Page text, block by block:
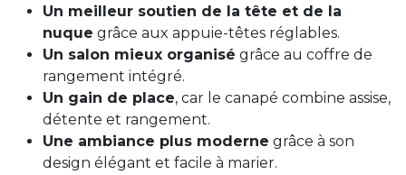
Un meilleur soutien de la tête et de la
nuque grâce aux appuie-têtes réglables.
Un salon mieux organisé grâce au coffre de
rangement intégré.
Un gain de place, car le canapé combine assise,
détente et rangement.
Une ambiance plus moderne grâce à son
design élégant et facile à marier.